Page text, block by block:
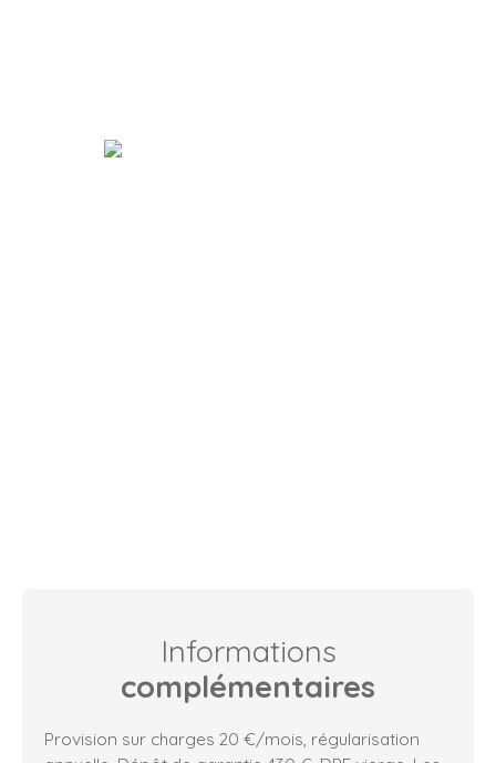
Informations
complémentaires
Provision sur charges 20 €/mois, régularisation